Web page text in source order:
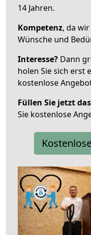
14 Jahren.
Kompetenz, da
Wünsche und
Interesse? Dann
holen Sie sich erst
kostenlose
Füllen Sie jetzt
Sie kostenlose